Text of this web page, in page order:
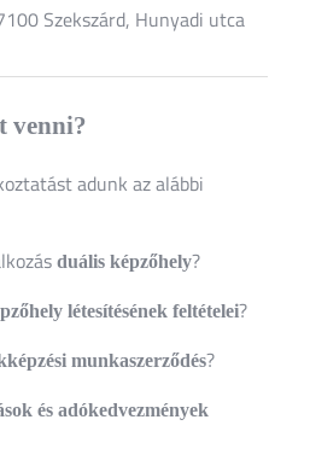
Szekszárd, Hunyadi utca
venni?
adunk az alábbi
duális képzőhely?
létesítésének feltételei?
munkaszerződés?
és adókedvezmények